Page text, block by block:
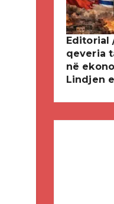
Editorial
qeveria
në
Lindjen